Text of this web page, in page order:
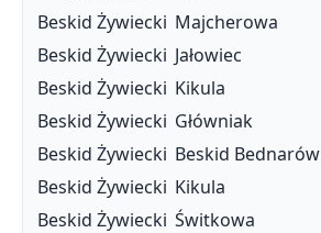
Beskid Żywiecki Majcherowa
Beskid Żywiecki Jałowiec
Beskid Żywiecki Kikula
Beskid Żywiecki Główniak
Beskid Żywiecki Beskid Bednarów
Beskid Żywiecki Kikula
Beskid Żywiecki Świtkowa